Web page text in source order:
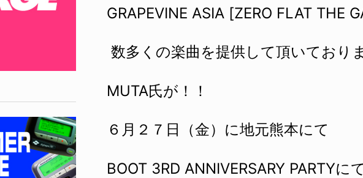
GRAPEVINE ASIA [ZERO FLAT THE
数多くの楽曲を提供して頂いており
MUTA氏が！！
６月２７日（金）に地元熊本にて
BOOT 3RD ANNIVERSARY PARTYにて